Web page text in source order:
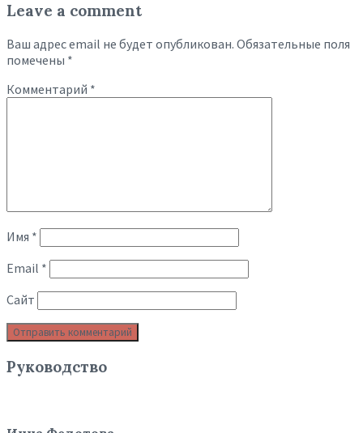
Leave a comment
Ваш адрес email не будет опубликован. Обязательные поля
помечены *
Комментарий *
Имя *
Email *
Сайт
Руководство